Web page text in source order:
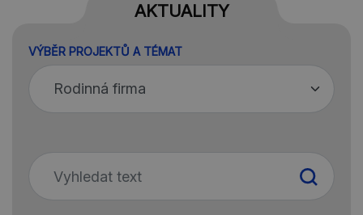
AKTUALITY
VÝBĚR PROJEKTŮ A TÉMAT